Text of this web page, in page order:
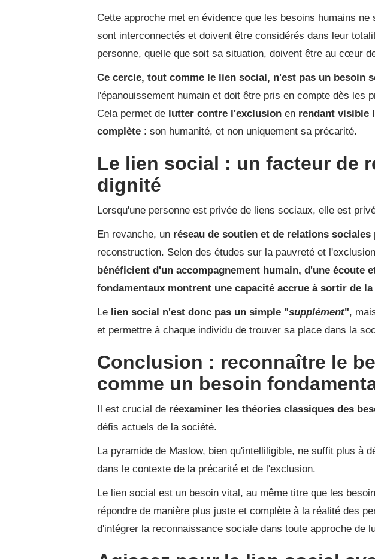
Cette approche met en évidence que les besoins humains
sont interconnectés et doivent être considérés dans leur
personne, quelle que soit sa situation, doivent être au cœur
Ce cercle, tout comme le lien social, n'est pas un besoin
l'épanouissement humain et doit être pris en compte dès les
Cela permet de lutter contre l'exclusion en rendant visible
complète : son humanité, et non uniquement sa précarité.
Le lien social : un facteur de
dignité
Lorsqu'une personne est privée de liens sociaux, elle est
En revanche, un réseau de soutien et de relations sociales
reconstruction. Selon des études sur la pauvreté et
bénéficient d'un accompagnement humain, d'une écoute
fondamentaux montrent une capacité accrue à sortir de
Le lien social n'est donc pas un simple "supplément",
et permettre à chaque individu de trouver sa place dans la
Conclusion : reconnaître le
comme un besoin
Il est crucial de réexaminer les théories classiques des
défis actuels de la société.
La pyramide de Maslow, bien qu'intelliligible, ne suffit plus à
dans le contexte de la précarité et de l'exclusion.
Le lien social est un besoin vital, au même titre que les
répondre de manière plus juste et complète à la réalité des
d'intégrer la reconnaissance sociale dans toute approche de